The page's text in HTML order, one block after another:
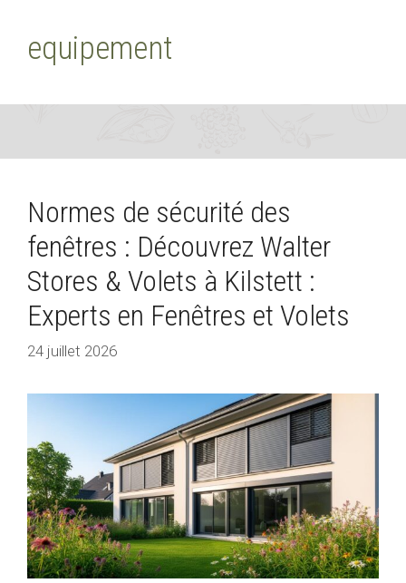
equipement
Normes de sécurité des
fenêtres : Découvrez Walter
Stores & Volets à Kilstett :
Experts en Fenêtres et Volets
24 juillet 2026